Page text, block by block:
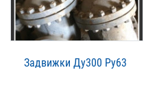
Задвижки Ду300 Ру63